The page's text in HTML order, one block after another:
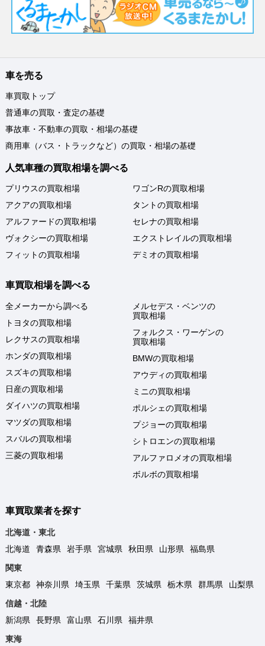
車を売る
車買取トップ
普通車の買取・査定の基礎
事故車・不動車の買取・相場の基礎
商用車（バス・トラックなど）の買取・相場の基礎
人気車種の買取相場を調べる
プリウスの買取相場
アクアの買取相場
アルファードの買取相場
ヴォクシーの買取相場
フィットの買取相場
ワゴンRの買取相場
タントの買取相場
セレナの買取相場
エクストレイルの買取相場
デミオの買取相場
車買取相場を調べる
全メーカーから調べる
トヨタの買取相場
レクサスの買取相場
ホンダの買取相場
スズキの買取相場
日産の買取相場
ダイハツの買取相場
マツダの買取相場
スバルの買取相場
三菱の買取相場
メルセデス・ベンツの
買取相場
フォルクス・ワーゲンの
買取相場
BMWの買取相場
アウディの買取相場
ミニの買取相場
ポルシェの買取相場
プジョーの買取相場
シトロエンの買取相場
アルファロメオの買取相場
ボルボの買取相場
車買取業者を探す
北海道・東北
北海道
青森県 岩手県 宮城県 秋田県 山形県
福島県
関東
東京都
神奈川県 埼玉県 千葉県 茨城県 栃木県 群馬県
山梨県
信越・北陸
新潟県
長野県 富山県 石川県
福井県
東海